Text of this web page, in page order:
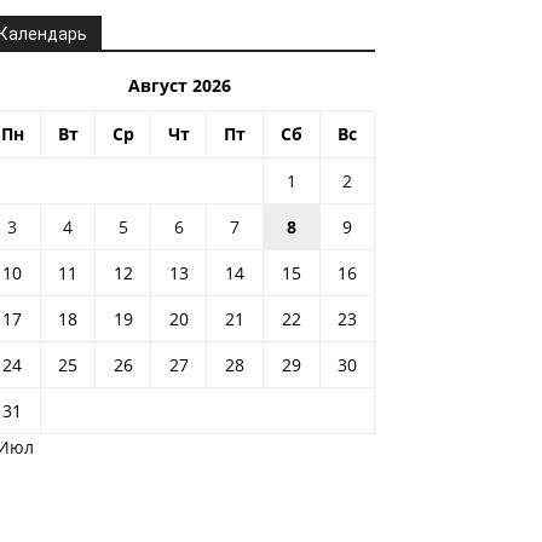
Август 2026
Пн Вт Ср Чт Пт Сб Вс
1
2
3
4 5 6 7 8
9
10
11 12 13 14 15
16
17
18 19 20 21 22
23
24
25 26 27 28 29
30
31